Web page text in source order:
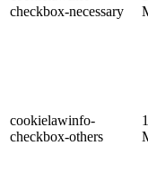
checkbox-necessary
cookielawinfo-
checkbox-others